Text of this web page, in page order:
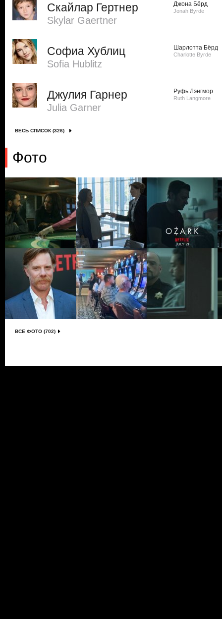
Скайлар Гертнер
Skylar Gaertner
Джона Бёрд
Jonah Byrde
Софиа Хублиц
Sofia Hublitz
Шарлотта Бёрд
Charlotte Byrde
Джулия Гарнер
Julia Garner
Руфь Лэнгмор
Ruth Langmore
ВЕСЬ СПИСОК (326)
Фото
ВСЕ ФОТО (702)